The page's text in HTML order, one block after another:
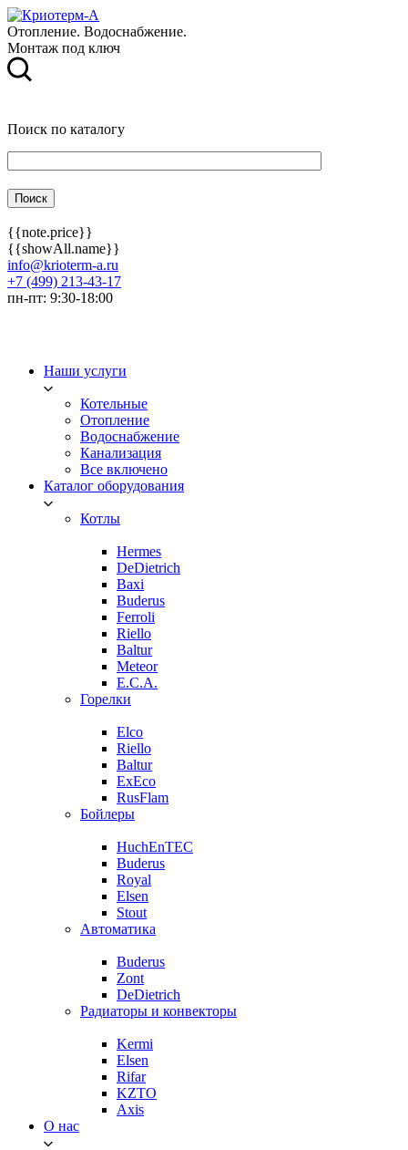
Отопление. Водоснабжение.
Монтаж под ключ
Поиск по каталогу
{{note.price}}
{{showAll.name}}
info@krioterm-a.ru
+7 (499) 213-43-17
пн-пт: 9:30-18:00
Наши услуги
Котельные
Отопление
Водоснабжение
Канализация
Все включено
Каталог оборудования
Котлы
Hermes
DeDietrich
Baxi
Buderus
Ferroli
Riello
Baltur
Meteor
E.C.A.
Горелки
Elco
Riello
Baltur
ExEco
RusFlam
Бойлеры
HuchEnTEC
Buderus
Royal
Elsen
Stout
Автоматика
Buderus
Zont
DeDietrich
Радиаторы и конвекторы
Kermi
Elsen
Rifar
KZTO
Axis
О нас